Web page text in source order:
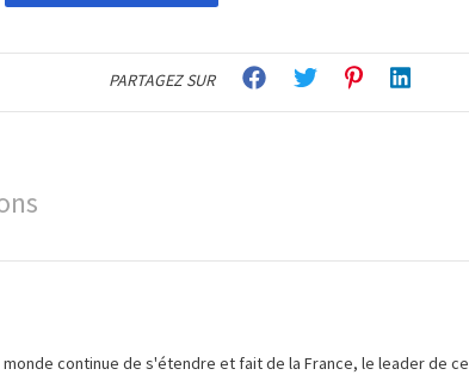
PARTAGEZ SUR
continue de s'étendre et fait de la France, le leader de ce